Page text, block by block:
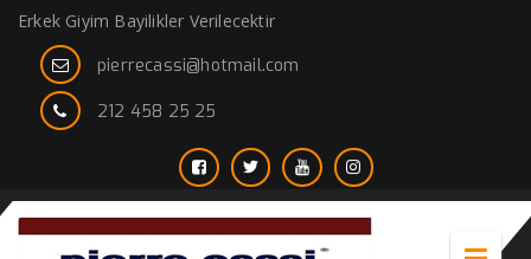
Erkek Giyim Bayilikler Verilecektir
pierrecassi@hotmail.com
212 458 25 25